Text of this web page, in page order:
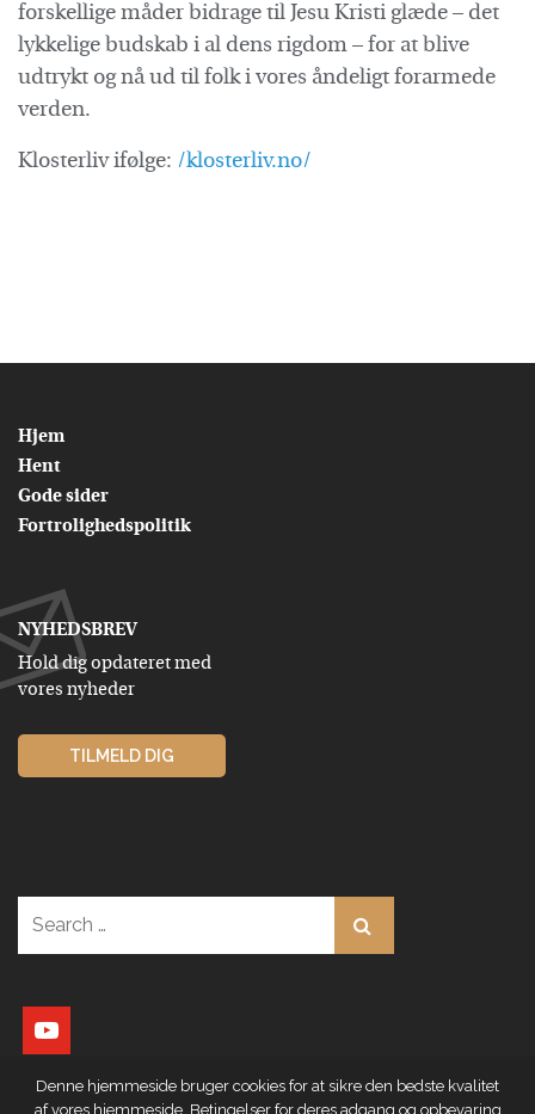
forskellige måder bidrage til Jesu Kristi glæde – det
lykkelige budskab i al dens rigdom – for at blive
udtrykt og nå ud til folk i vores åndeligt forarmede
verden.
Klosterliv ifølge: /klosterliv.no/
Hjem
Hent
Gode sider
Fortrolighedspolitik
NYHEDSBREV
Hold dig opdateret med
vores nyheder
TILMELD DIG
youtube
Denne hjemmeside bruger cookies for at sikre den bedste kvalitet
af vores hjemmeside. Betingelser for deres adgang og opbevaring